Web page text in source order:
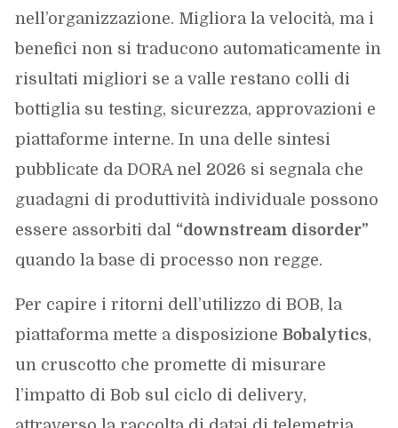
nell’organizzazione. Migliora la velocità, ma i
benefici non si traducono automaticamente in
risultati migliori se a valle restano colli di
bottiglia su testing, sicurezza, approvazioni e
piattaforme interne. In una delle sintesi
pubblicate da DORA nel 2026 si segnala che
guadagni di produttività individuale possono
essere assorbiti dal “downstream disorder”
quando la base di processo non regge.
Per capire i ritorni dell’utilizzo di BOB, la
piattaforma mette a disposizioneBobalytics,
un cruscotto che promette di misurare
l’impatto di Bob sul ciclo di delivery,